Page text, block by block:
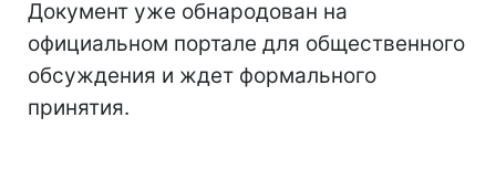
Документ уже обнародован на
официальном портале для общественного
обсуждения и ждет формального
принятия.